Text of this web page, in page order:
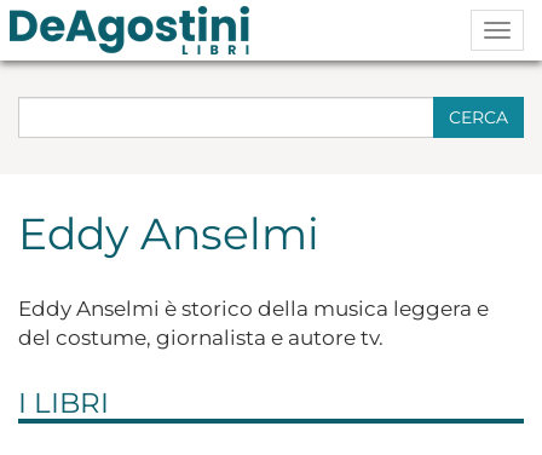
CERCA
Eddy Anselmi
Eddy Anselmi è storico della musica leggera e
del costume, giornalista e autore tv.
I LIBRI